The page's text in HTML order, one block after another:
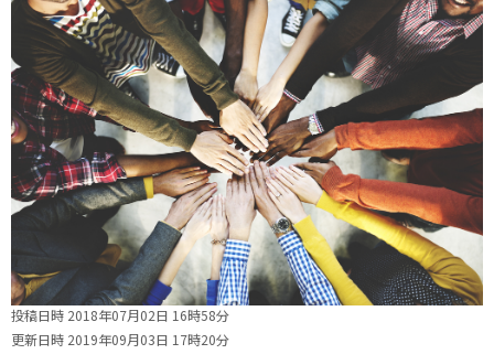
投稿日時 2018年07月02日 16時58分
更新日時 2019年09月03日 17時20分